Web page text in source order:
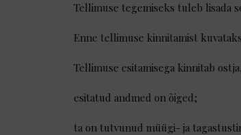
Tellimuse tegemiseks tuleb lisada
Enne tellimuse kinnitamist
Tellimuse esitamisega kinnitab
esitatud andmed on õiged;
ta on tutvunud müügi- ja